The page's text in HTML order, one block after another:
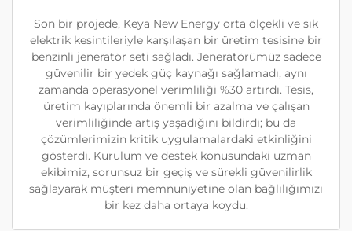
Son bir projede, Keya New Energy orta ölçekli ve sık
elektrik kesintileriyle karşılaşan bir üretim tesisine bir
benzinli jeneratör seti sağladı. Jeneratörümüz sadece
güvenilir bir yedek güç kaynağı sağlamadı, aynı
zamanda operasyonel verimliliği %30 artırdı. Tesis,
üretim kayıplarında önemli bir azalma ve çalışan
verimliliğinde artış yaşadığını bildirdi; bu da
çözümlerimizin kritik uygulamalardaki etkinliğini
gösterdi. Kurulum ve destek konusundaki uzman
ekibimiz, sorunsuz bir geçiş ve sürekli güvenilirlik
sağlayarak müşteri memnuniyetine olan bağlılığımızı
bir kez daha ortaya koydu.